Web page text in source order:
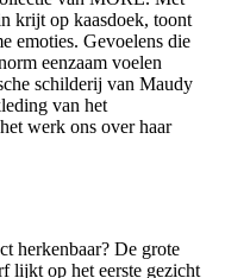
krijt op kaasdoek, toont
emoties. Gevoelens die
eenzaam voelen
schilderij van Maudy
van het
werk ons over haar
herkenbaar? De grote
lijkt op het eerste gezicht